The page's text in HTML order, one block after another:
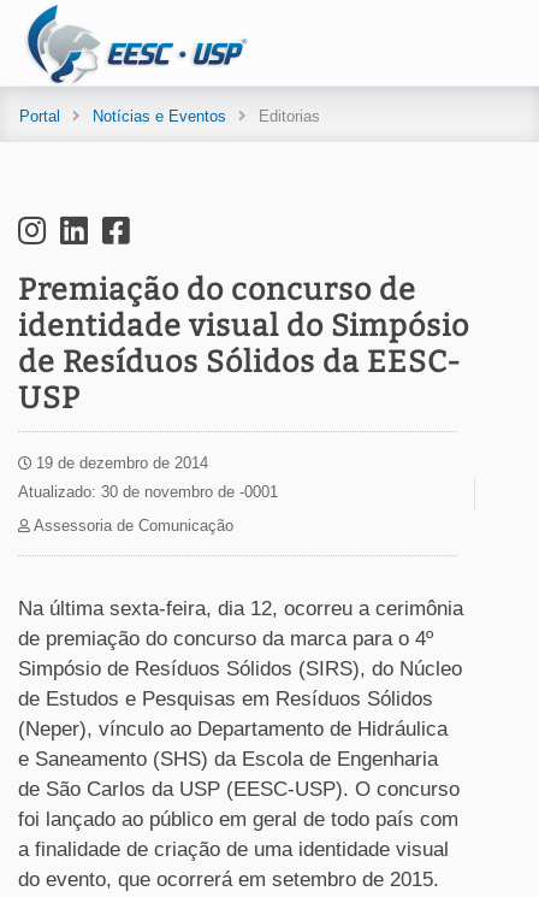
Portal Notícias e Eventos Editorias
Premiação do concurso de
identidade visual do Simpósio
de Resíduos Sólidos da EESC-
USP
19 de dezembro de 2014
Atualizado: 30 de novembro de -0001
Assessoria de Comunicação
Na última sexta-feira, dia 12, ocorreu a cerimônia
de premiação do concurso da marca para o 4º
Simpósio de Resíduos Sólidos (SIRS), do Núcleo
de Estudos e Pesquisas em Resíduos Sólidos
(Neper), vínculo ao Departamento de Hidráulica
e Saneamento (SHS) da Escola de Engenharia
de São Carlos da USP (EESC-USP). O concurso
foi lançado ao público em geral de todo país com
a finalidade de criação de uma identidade visual
do evento, que ocorrerá em setembro de 2015.